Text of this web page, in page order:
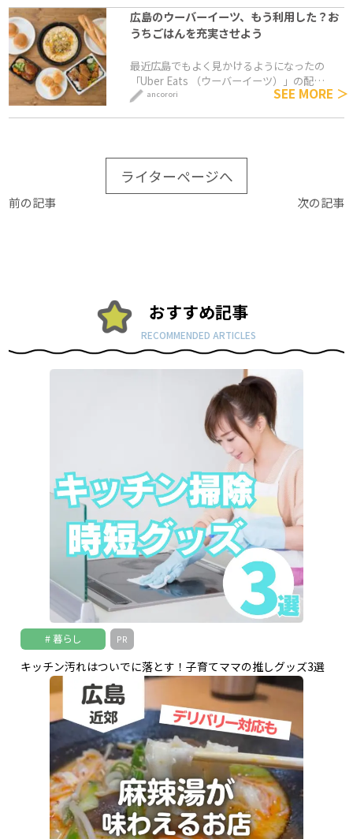
広島のウーバーイーツ、もう利用した？お
うちごはんを充実させよう
最近広島でもよく見かけるようになったの
「Uber Eats （ウーバーイーツ）」の配…
ancorori SEE MORE ＞
ライターページへ
前の記事 次の記事
おすすめ記事
RECOMMENDED ARTICLES
暮らし PR
キッチン汚れはついでに落とす！子育てママの推しグッズ3選